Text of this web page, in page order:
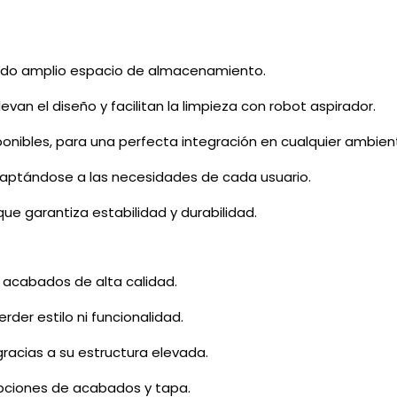
amplio espacio de almacenamiento.
el diseño y facilitan la limpieza con robot aspirador.
para una perfecta integración en cualquier
a las necesidades de cada usuario.
garantiza estabilidad y durabilidad.
de alta calidad.
estilo ni funcionalidad.
a su estructura elevada.
de acabados y tapa.